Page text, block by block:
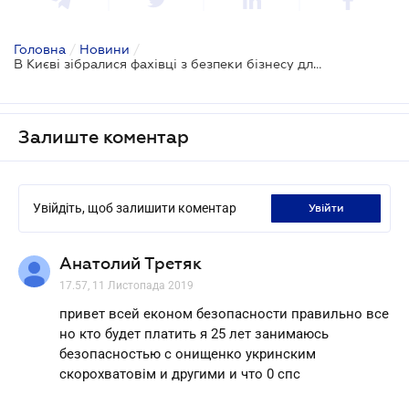
Головна / Новини /
В Києві зібралися фахівці з безпеки бізнесу для обміну досвідом
Залиште коментар
Увійдіть, щоб залишити коментар увійти
Анатолий Третяк
17.57, 11 Листопада 2019
привет всей економ безопасности правильно все
но кто будет платить я 25 лет занимаюсь
безопасностью с онищенко укринским
скорохватовім и другими и что 0 спс